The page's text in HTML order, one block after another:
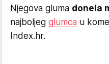
Njegova gluma donela
najboljeg glumca u
Index.hr.